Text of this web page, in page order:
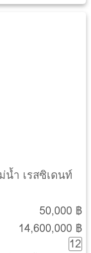
น้ำ เรสซิเดนท์
50,000 ฿
14,600,000 ฿
12